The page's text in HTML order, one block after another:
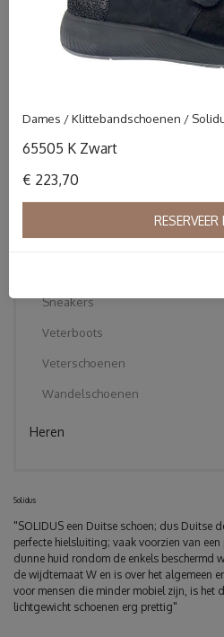
SHOP
Instapper
Klittebandschoenen
Korte laarzen
Sandalen
Sneakers
Veterboots
Veterschoenen
Wandelschoenen
Heren
Solidus
"SOLIDUS een Duitse schoen; dus Duitse
perfecte hielsluiting; vaak voorzien van
dunne huid rondom de enkels beschermd
de wijdtemaat W en is over het algemeen
voor mensen die minder mobiel zijn, is het
lichtgewicht schoenen erg prettig"
Dames / Klittebandschoenen /
65505 K Zwart
€ 223,70
RESERVEER